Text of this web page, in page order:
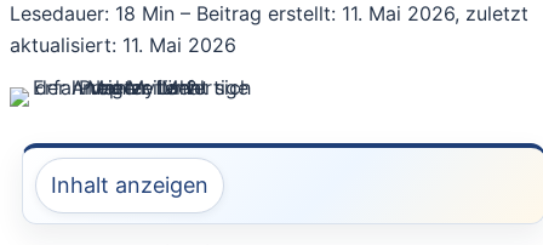
Lesedauer: 18 Min – Beitrag erstellt: 11. Mai 2026, zuletzt
aktualisiert: 11. Mai 2026
Inhalt anzeigen